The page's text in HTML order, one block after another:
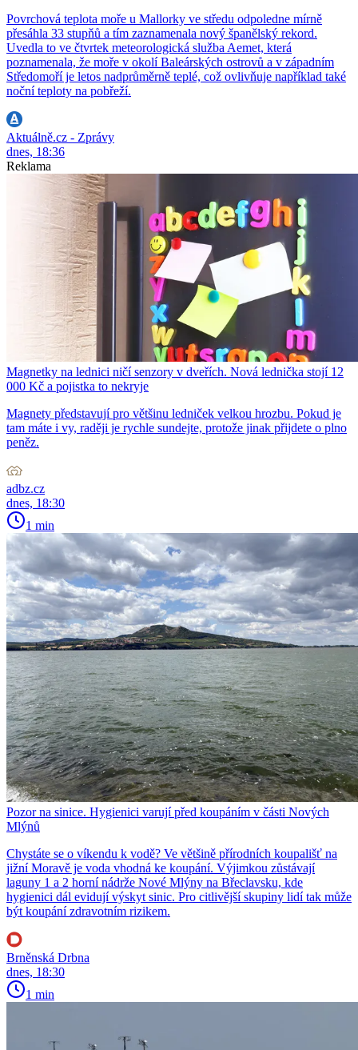
Povrchová teplota moře u Mallorky ve středu odpoledne mírně
přesáhla 33 stupňů a tím zaznamenala nový španělský rekord.
Uvedla to ve čtvrtek meteorologická služba Aemet, která
poznamenala, že moře v okolí Baleárských ostrovů a v západním
Středomoří je letos nadprůměrně teplé, což ovlivňuje například také
noční teploty na pobřeží.
Aktuálně.cz - Zprávy
dnes, 18:36
Reklama
Magnetky na lednici ničí senzory v dveřích. Nová lednička stojí 12
000 Kč a pojistka to nekryje
Magnety představují pro většinu ledniček velkou hrozbu. Pokud je
tam máte i vy, raději je rychle sundejte, protože jinak přijdete o plno
peněz.
adbz.cz
dnes, 18:30
1 min
Pozor na sinice. Hygienici varují před koupáním v části Nových
Mlýnů
Chystáte se o víkendu k vodě? Ve většině přírodních koupališť na
jižní Moravě je voda vhodná ke koupání. Výjimkou zůstávají
laguny 1 a 2 horní nádrže Nové Mlýny na Břeclavsku, kde
hygienici dál evidují výskyt sinic. Pro citlivější skupiny lidí tak může
být koupání zdravotním rizikem.
Brněnská Drbna
dnes, 18:30
1 min